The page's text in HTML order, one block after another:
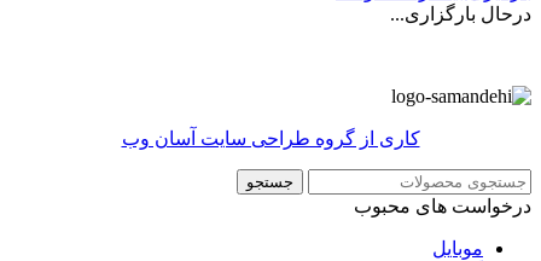
درحال بارگزاری...
کاری از گروه طراحی سایت آسان وب
جستجو
درخواست های محبوب
موبایل